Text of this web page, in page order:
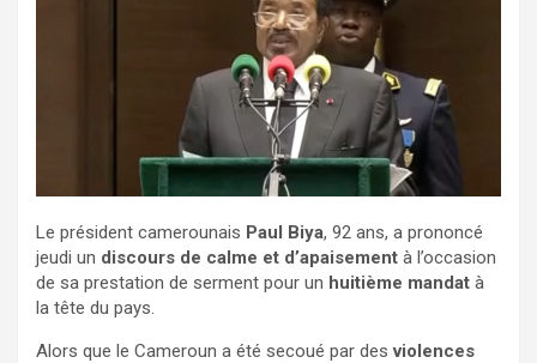
Le président camerounais Paul Biya, 92 ans, a prononcé
jeudi un discours de calme et d’apaisement à l’occasion
de sa prestation de serment pour un huitième mandat à
la tête du pays.
Alors que le Cameroun a été secoué par desviolences